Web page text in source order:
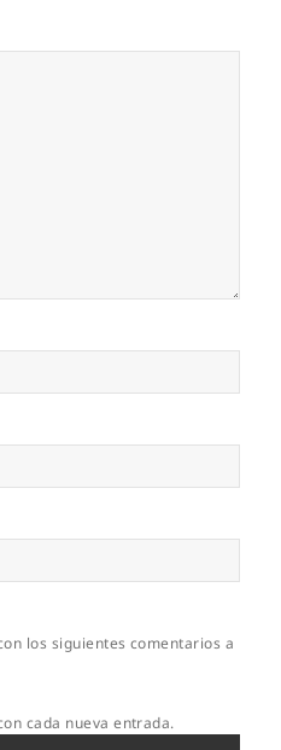
los siguientes comentarios a
cada nueva entrada.